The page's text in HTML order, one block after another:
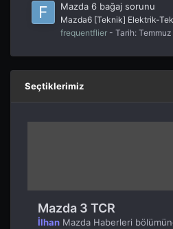
Mazda 6 bağaj sorunu
Mazda6 [Teknik] Elektrik-
frequentflier - Tarih: Temmuz
Seçtiklerimiz
Mazda 3 TCR
İlhan Mazda Haberleri